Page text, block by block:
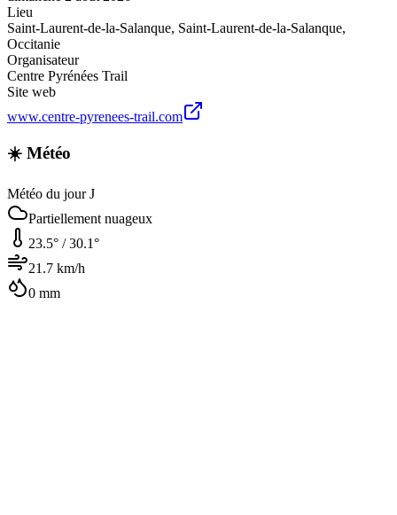
Lieu
Saint-Laurent-de-la-Salanque, Saint-Laurent-de-la-Salanque,
Occitanie
Organisateur
Centre Pyrénées Trail
Site web
www.centre-pyrenees-trail.com
☀️ Météo
Météo du jour J
Partiellement nuageux
23.5° /30.1°
21.7 km/h
0 mm